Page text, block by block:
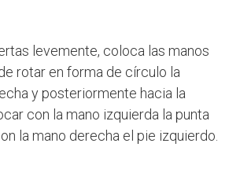
levemente, coloca las manos
rotar en forma de círculo la
y posteriormente hacia la
con la mano izquierda la punta
la mano derecha el pie izquierdo.